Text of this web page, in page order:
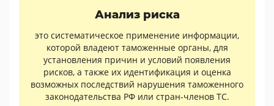
Анализ риска
это систематическое применение информации,
которой владеют таможенные органы, для
установления причин и условий появления
рисков, а также их идентификация и оценка
возможных последствий нарушения таможенного
законодательства РФ или стран-членов ТС.